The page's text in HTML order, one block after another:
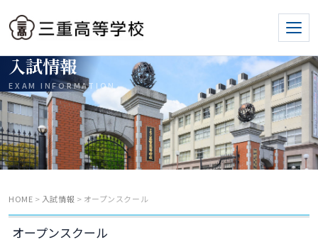
入試情報
EXAM INFORMATION
HOME > 入試情報 > オープンスクール
オープンスクール